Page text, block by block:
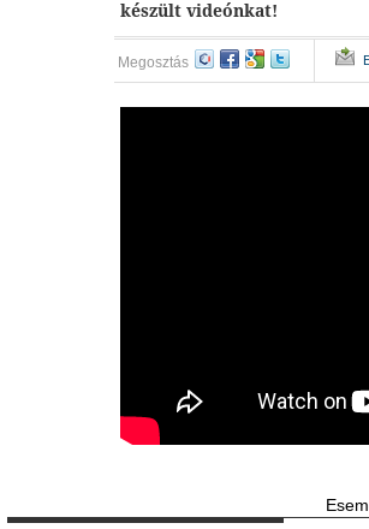
készült videónkat!
Megosztás